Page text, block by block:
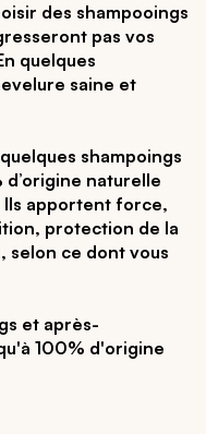
des shampooings
pas vos
quelques
saine et
shampoings
naturelle
Ils apportent force,
protection de la
selon ce dont vous
et après-
100% d'origine